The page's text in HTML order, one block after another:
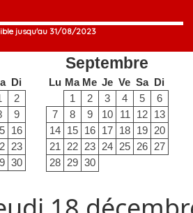
jusqu'au 31/08/2023
Di
2
9
16
23
30
Septembre
Lu Ma Me Je Ve Sa Di
1
2 3 4 5
6
7
8 9 10 11 12 13
14 15 16 17 18 19 20
21
22 23 24 25 26 27
28 29 30